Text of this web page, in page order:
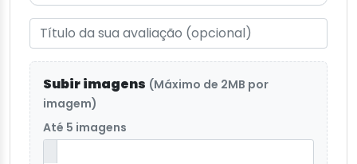
Subir imagens (Máximo de 2MB por
imagem)
Até 5 imagens